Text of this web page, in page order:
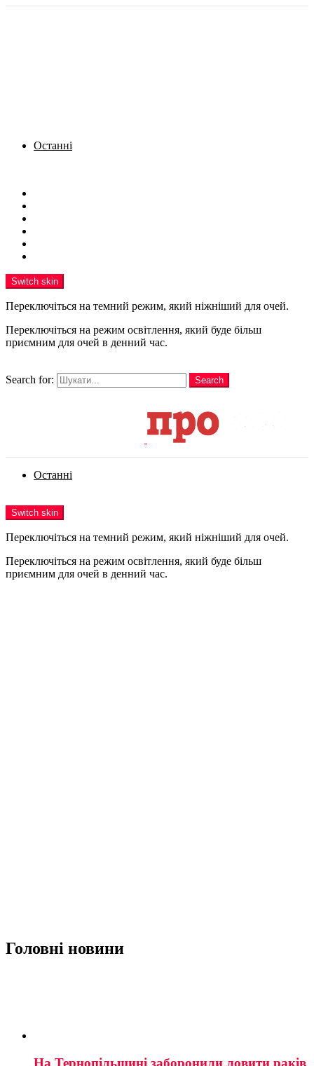
Останні
Switch skin
Переключіться на темний режим, який ніжніший для очей.
Переключіться на режим освітлення, який буде більш
приємним для очей в денний час.
Search for:
Search
Останні
Switch skin
Переключіться на темний режим, який ніжніший для очей.
Переключіться на режим освітлення, який буде більш
приємним для очей в денний час.
Головні новини
На Тернопільщині заборонили ловити раків